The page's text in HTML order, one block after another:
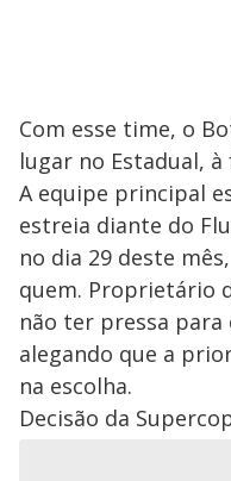
Com esse time, o
lugar no Estadual,
A equipe principal
estreia diante do
no dia 29 deste
quem. Proprietário
não ter pressa
alegando que a
na escolha.
Decisão da